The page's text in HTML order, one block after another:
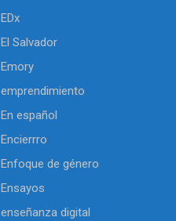
EDx
El Salvador
Emory
emprendimiento
En español
Encierrro
Enfoque de género
Ensayos
enseñanza digital